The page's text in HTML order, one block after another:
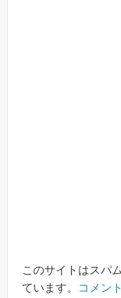
このサイトはスパ
ています。
コメン